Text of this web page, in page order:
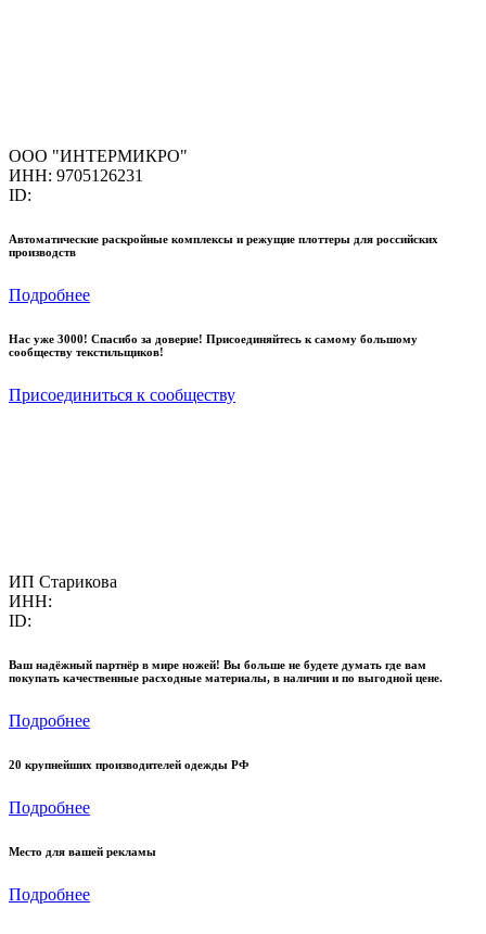
ООО "ИНТЕРМИКРО"
ИНН: 9705126231
ID:
Автоматические раскройные комплексы и режущие плоттеры для российских
производств
Подробнее
Нас уже 3000! Спасибо за доверие! Присоединяйтесь к самому большому
сообществу текстильщиков!
Присоединиться к сообществу
ИП Старикова
ИНН:
ID:
Ваш надёжный партнёр в мире ножей! Вы больше не будете думать где вам
покупать качественные расходные материалы, в наличии и по выгодной цене.
Подробнее
20 крупнейших производителей одежды РФ
Подробнее
Место для вашей рекламы
Подробнее